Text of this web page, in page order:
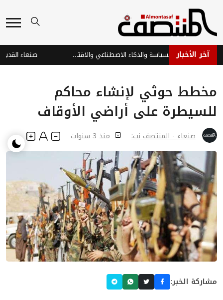
آخر الأخبار 2028: عام تقاطع السياسة والذكاء الاصطناعي والاقتصاد صنعاء
مخطط حوثي لإنشاء محاكم
للسيطرة على أراضي الأوقاف
صنعاء - المنتصف نت: منذ 3 سنوات
مشاركة الخبر: